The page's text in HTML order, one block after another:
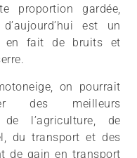
proportion gardée,
est un
en fait de bruits et
on pourrait
des meilleurs
l’agriculture, de
du transport et des
de gain en transport